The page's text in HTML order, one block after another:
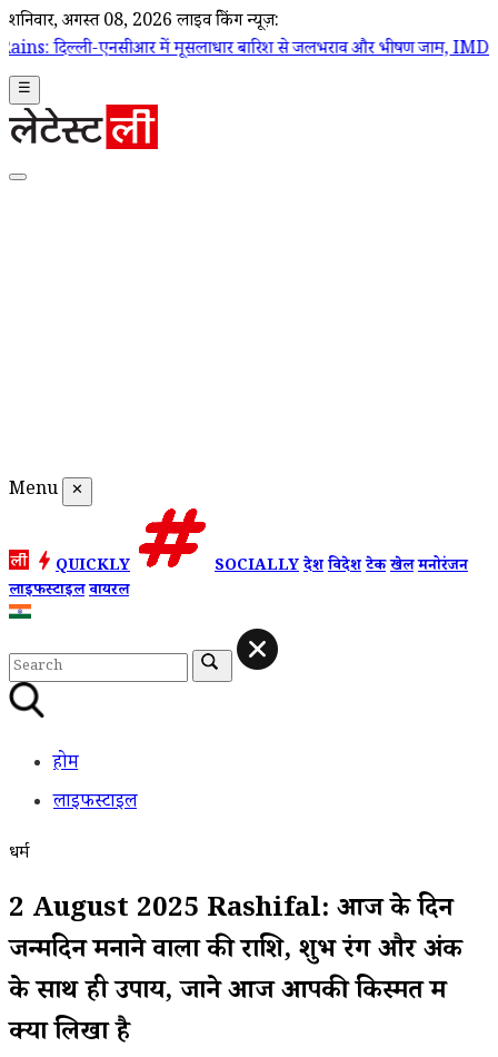
शनिवार, अगस्त 08, 2026 लाइव ब्रेकिंग न्यूज़:
में मूसलाधार बारिश से जलभराव और भीषण जाम, IMD ने जारी किया
☰
Menu ✕
QUICKLY SOCIALLYदेशविदेशटेकखेलमनोरंजन
लाइफस्टाइलवायरल
होम
लाइफस्टाइल
धर्म
2 August 2025 Rashifal: आज के दिन
जन्मदिन मनाने वालों की राशि, शुभ रंग और अंक
के साथ ही उपाय, जाने आज आपकी किस्मत में
क्या लिखा है